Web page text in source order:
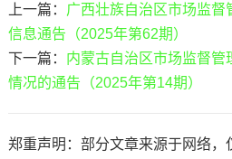
上一篇： 广西壮族自治区市场监
信息通告（2025年第62期）
下一篇： 内蒙古自治区市场监督
情况的通告（2025年第14期）
郑重声明：部分文章来源于网络，